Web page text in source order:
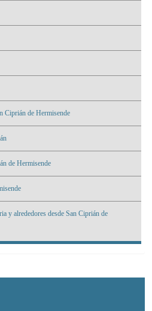
Ciprián de Hermisende
de Hermisende
y alrededores desde San Ciprián de